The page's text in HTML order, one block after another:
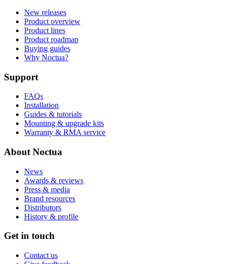
New releases
Product overview
Product lines
Product roadmap
Buying guides
Why Noctua?
Support
FAQs
Installation
Guides & tutorials
Mounting & upgrade kits
Warranty & RMA service
About Noctua
News
Awards & reviews
Press & media
Brand resources
Distributors
History & profile
Get in touch
Contact us